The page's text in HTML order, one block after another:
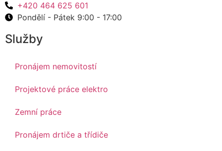
Služby
Pronájem nemovitostí
Projektové práce elektro
Zemní práce
Pronájem drtiče a třídiče
+420 464 625 601
Pondělí - Pátek 9:00 - 17:00